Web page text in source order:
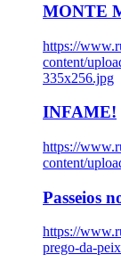
MONTE
https://
content/
335x256.jpg
INFAME!
https://
content/
Passeios
https://
prego-da-